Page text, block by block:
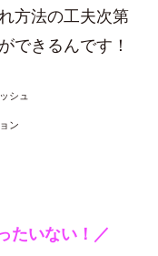
方法の工夫次第
できるんです！
シュ
ン
たいない！／